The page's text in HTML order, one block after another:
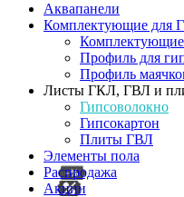
Аквапанели
Комплектующие для
Профиль для
Профиль
Листы ГКЛ, ГВЛ и
Гипсоволокно
Гипсокартон
Плиты ГВЛ
Элементы пола
Распродажа
Акции